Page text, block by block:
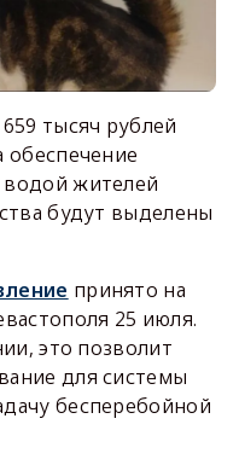
тысяч рублей
обеспечение
жителей
будут выделены
принято на
25 июля.
это позволит
для системы
бесперебойной